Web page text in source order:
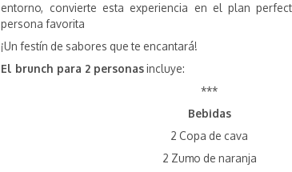
entorno, convierte esta experiencia en el plan
persona favorita
¡Un festín de sabores que te encantará!
El brunch para 2 personasincluye:
***
Bebidas
2 Copa de cava
2 Zumo de naranja